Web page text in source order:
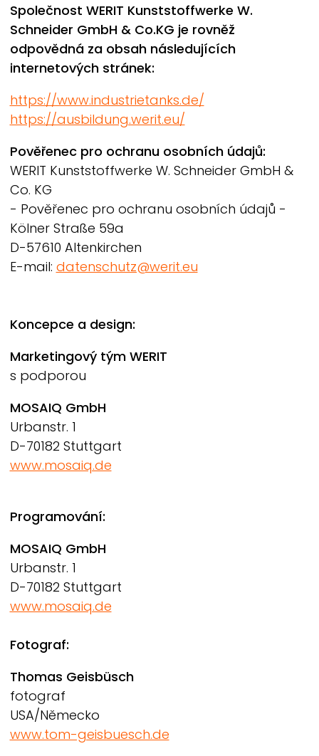
Společnost WERIT Kunststoffwerke W.
Schneider GmbH & Co.KG je rovněž
odpovědná za obsah následujících
internetových stránek:
https://www.industrietanks.de/
https://ausbildung.werit.eu/
Pověřenec pro ochranu osobních údajů:
WERIT Kunststoffwerke W. Schneider GmbH &
Co. KG
- Pověřenec pro ochranu osobních údajů -
Kölner Straße 59a
D-57610 Altenkirchen
E-mail: datenschutz@werit.eu
Koncepce a design:
Marketingový týmWERIT
s podporou
MOSAIQ GmbH
Urbanstr. 1
D-70182 Stuttgart
www.mosaiq.de
Programování:
MOSAIQ GmbH
Urbanstr. 1
D-70182 Stuttgart
www.mosaiq.de
Fotograf:
Thomas Geisbüsch
fotograf
USA/Německo
www.tom-geisbuesch.de